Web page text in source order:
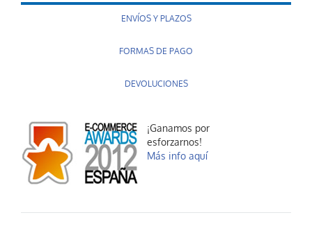
ENVÍOS Y PLAZOS
FORMAS DE PAGO
DEVOLUCIONES
¡Ganamos por
esforzarnos!
Más info aquí